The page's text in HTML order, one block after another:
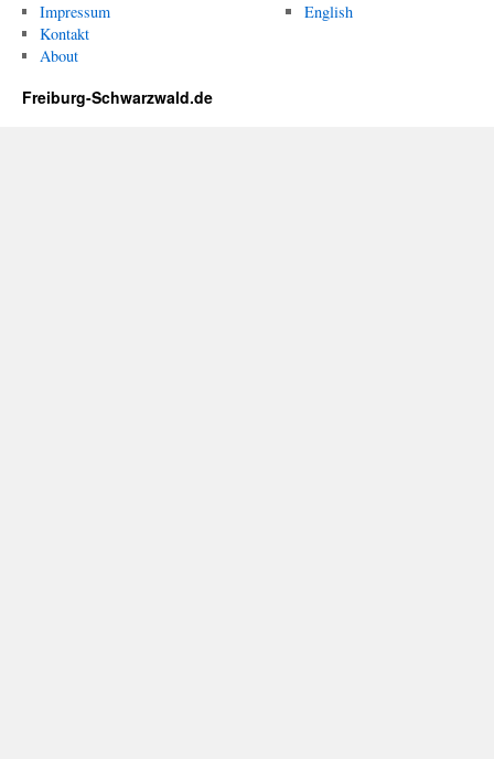
Impressum
Kontakt
About
English
Freiburg-Schwarzwald.de